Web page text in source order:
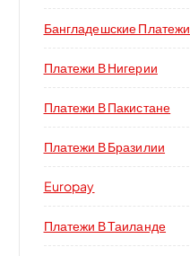
Бангладешские Платежи
Платежи В Нигерии
Платежи В Пакистане
Платежи В Бразилии
Europay
Платежи В Таиланде